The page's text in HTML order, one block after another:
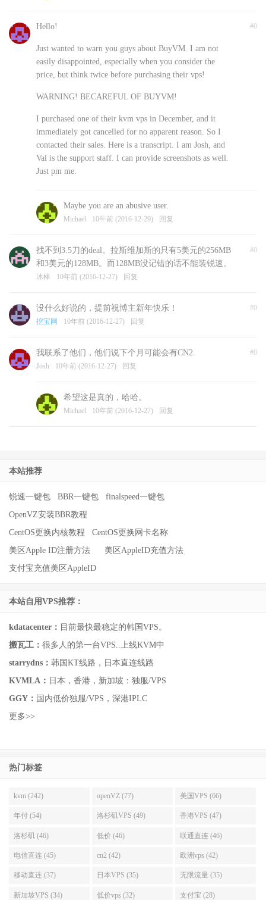
#0
Hello!
Just wanted to warn you guys about BuyVM. I am not
easily disappointed, especially when you consider the
price, but think twice before purchasing their vps!
WARNING! BECAREFUL OF BUYVM!
I purchased one of their kvm vps in December, and it
immediately got cancelled for no apparent reason. So I
contacted their sales. Here is a transcript. I am Josh, and
Val is the support staff. I can provide screenshots as well.
Just pm me.
Josh Ma
Client
I just purchased a kvm vps in the Las Vegas data center,
but it has been canceled.
Best regards,
Val Raulet
Hello Josh. Please take the time to fully read our Terms of
order was declined, we’ll provide further instruction on
how to proceed.
Hello,
I don’t know why the order was declined. This is my first
order with you. I would think you should know why since
Best regards,
12/27/2016 17:05
Yes, I do know why. Once you have taken the time to read
12/27/2016 19:59
Client
Hello,
Seriously, this is the most unhelpful support system I have
If you don’t, I will have to report you to buyvm because
Best regards,
12/27/2016 20:24
Staff
Your misunderstanding is unfortunate, but the reason we
Maybe you are an abusive user.
Michael 10年前 (2016-12-29) 回复
#0
找不到3.5刀的deal。拉斯维加斯的只有5美元的256MB
和3美元的128MB。而128MB没记错的话不能装锐速。
冰棒 10年前 (2016-12-27) 回复
#0
没什么好说的，提前祝博主新年快乐！
挖宝网 10年前 (2016-12-27) 回复
#0
我联系了他们，他们说下个月可能会有CN2
Josh 10年前 (2016-12-27) 回复
希望这是真的，哈哈。
Michael 10年前 (2016-12-27) 回复
本站推荐
锐速一键包 BBR一键包
finalspeed一键包
OpenVZ安装BBR教程
CentOS更换内核教程
CentOS更换网卡名称
美区Apple ID注册方法
美区AppleID充值方法
支付宝充值美区AppleID
本站自用VPS推荐：
kdatacenter： 目前最快最稳定的韩国VPS。
搬瓦工： 很多人的第一台VPS..上线KVM中
starrydns： 韩国KT线路，日本直连线路
KVMLA： 日本，香港，新加坡：独服/VPS
GGY： 国内低价独服/VPS，深港IPLC
更多>>
热门标签
kvm (242) openVZ (77) 美国VPS (66)
年付 (54) 洛杉矶VPS (49) 香港VPS (47)
洛杉矶 (46) 低价 (46) 联通直连 (46)
电信直连 (45) cn2 (42) 欧洲vps (42)
移动直连 (37) 日本VPS (35) 无限流量 (35)
新加坡VPS (34) 低价vps (32) 支付宝 (28)